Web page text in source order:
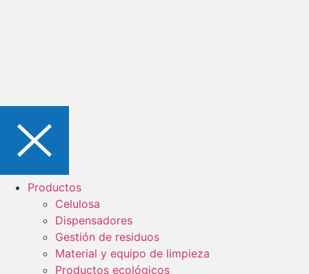
Productos
Celulosa
Dispensadores
Gestión de residuos
Material y equipo de limpieza
Productos ecológicos